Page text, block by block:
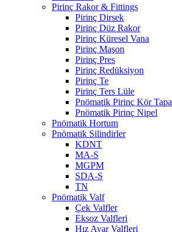
Pirinç Rakor & Fittings
Pirinç Dirsek
Pirinç Düz Rakor
Pirinç Küresel Vana
Pirinç Maşon
Pirinç Pres
Pirinç Redüksiyon
Pirinç Te
Pirinç Ters Lüle
Pnömatik Pirinç Kör Tapa
Pnömatik Pirinç Nipel
Pnömatik Hortum
Pnömatik Silindirler
KDNT
MA-S
MGPM
SDA-S
TN
Pnömatik Valf
Çek Valfler
Eksoz Valfleri
Hız Ayar Valfleri